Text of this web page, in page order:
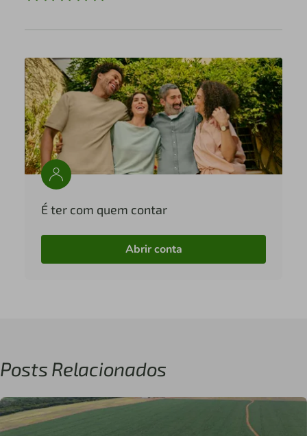
É ter com quem contar
Abrir conta
Posts Relacionados